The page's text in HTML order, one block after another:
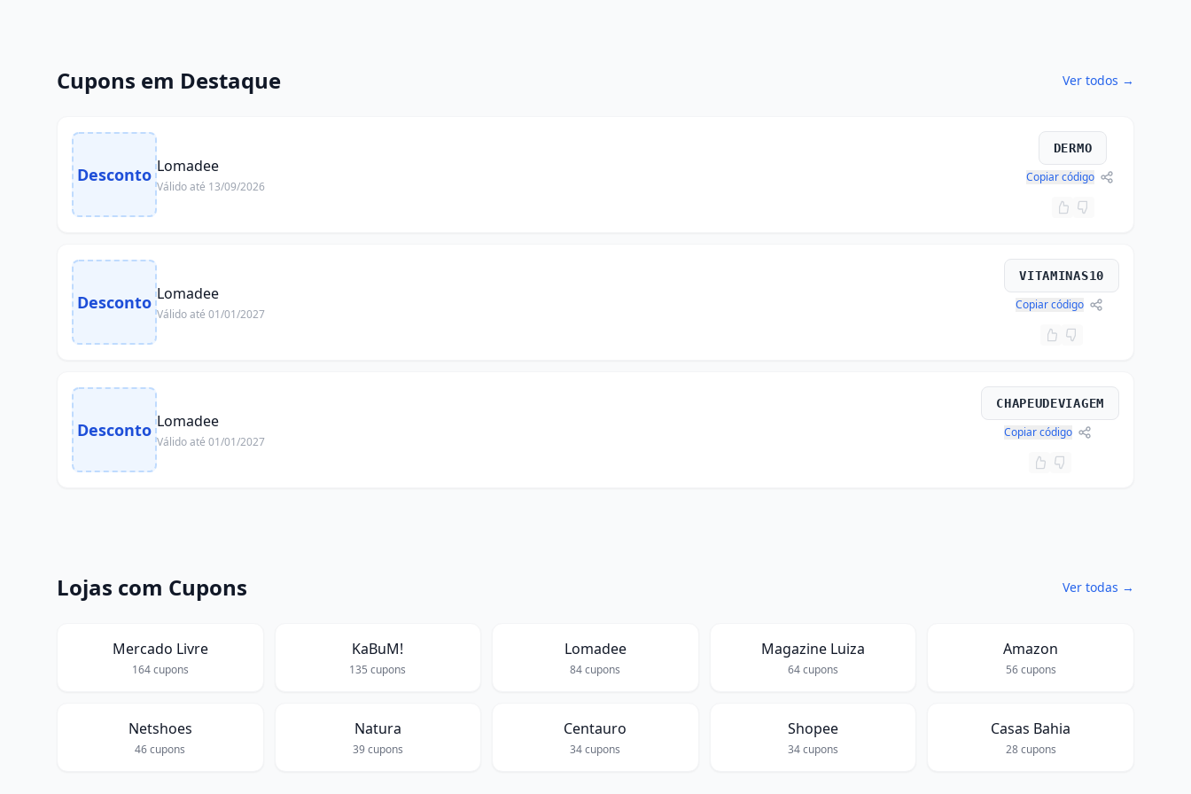
Cupons em Destaque Ver todos →
Desconto Lomadee
Válido até 13/09/2026
DERMO
Copiar código
Desconto Lomadee
Válido até 01/01/2027
VITAMINAS10
Copiar código
Desconto Lomadee
Válido até 01/01/2027
CHAPEUDEVIAGEM
Copiar código
Lojas com Cupons Ver todas →
Mercado Livre
164cupons
KaBuM!
135 cupons
Lomadee
84cupons
Magazine Luiza
64cupons
Amazon
56cupons
Netshoes
46cupons
Natura
39cupons
Centauro
34cupons
Shopee
34cupons
Casas Bahia
28cupons